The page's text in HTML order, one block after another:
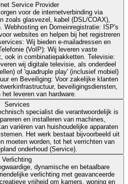
Service Provider
voor de internetverbinding via
zoals glasvezel, kabel (DSL/COAX),
Webhosting en Domeinregistratie: ISP's
websites en helpen bij het registreren
Wij bieden e-mailadressen en
(VoIP): Wij leveren vaste
ook in combinatiepakketten. Televisie:
wij digitale televisie, als onderdeel
of 'quadruple play' (inclusief mobiel)
en Beveiliging: Voor zakelijke klanten
beveiligingsdiensten,
leveren van hardware.
Services
specialist die verantwoordelijk is
en installeren van machines,
variëren van huishoudelijke apparaten
Het werk bestaat bijvoorbeeld uit
moeten worden, tot het verrichten van
onderhoud (Service).
Verlichting
dynamische en betaalbare
met geavanceerde
vrijheid om kamers, woning en